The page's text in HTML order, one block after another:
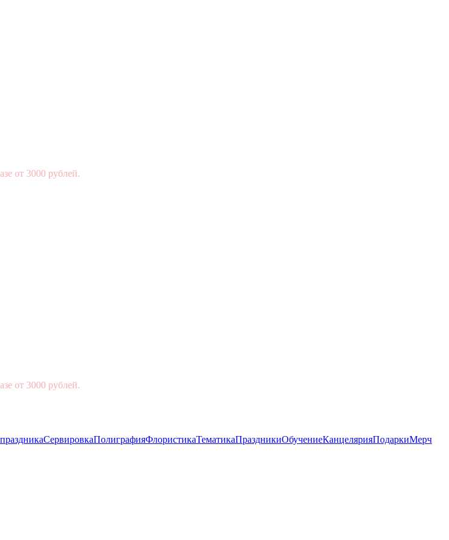
от 3000 рублей.
от 3000 рублей.
СервировкаПолиграфияФлористикаТематикаПраздникиОбучениеКанцелярияПодаркиМерч